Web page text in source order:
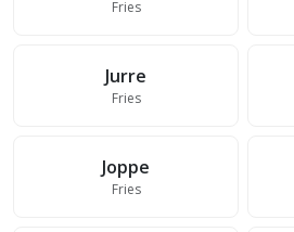
Fries
Jurre
Fries
Joppe
Fries